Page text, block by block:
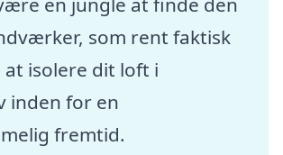
som rent faktisk
isolere dit loft i
inden for en
fremtid.